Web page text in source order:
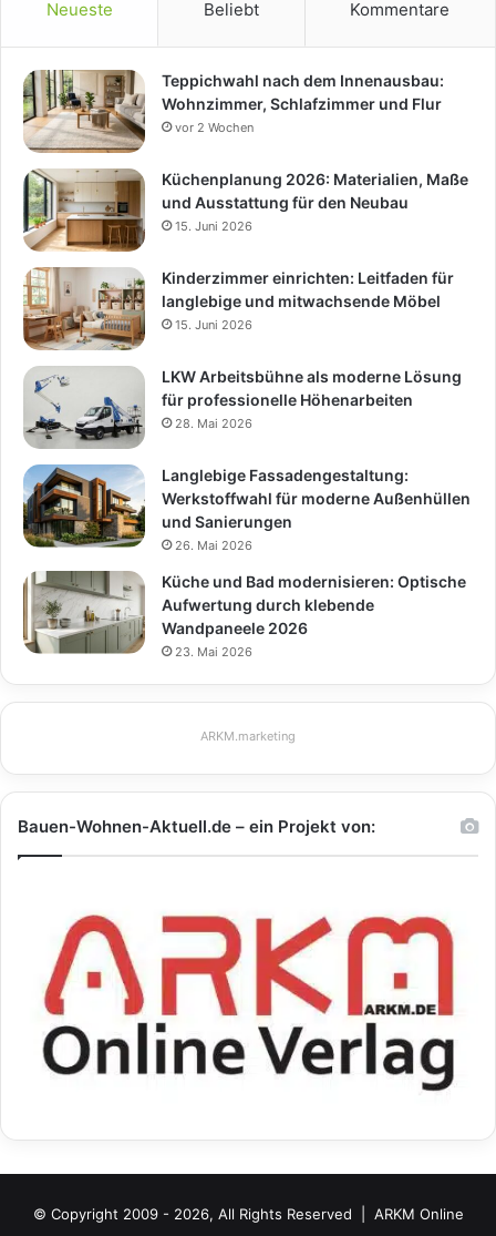
Neueste Beliebt Kommentare
Teppichwahl nach dem Innenausbau:
Wohnzimmer, Schlafzimmer und Flur
vor 2 Wochen
Küchenplanung 2026: Materialien, Maße
und Ausstattung für den Neubau
15. Juni 2026
Kinderzimmer einrichten: Leitfaden für
langlebige und mitwachsende Möbel
15. Juni 2026
LKW Arbeitsbühne als moderne Lösung
für professionelle Höhenarbeiten
28. Mai 2026
Langlebige Fassadengestaltung:
Werkstoffwahl für moderne Außenhüllen
und Sanierungen
26. Mai 2026
Küche und Bad modernisieren: Optische
Aufwertung durch klebende
Wandpaneele 2026
23. Mai 2026
ARKM.marketing
Bauen-Wohnen-Aktuell.de – ein Projekt von:
© Copyright 2009 - 2026, All Rights Reserved | ARKM Online